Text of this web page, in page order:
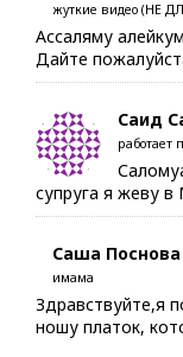
жуткие видео (НЕ
Ассаляму
Дайте
Саид
работает
супруга я жеву в
Саша Поснова
имама
Здравствуйте,я
ношу платок,